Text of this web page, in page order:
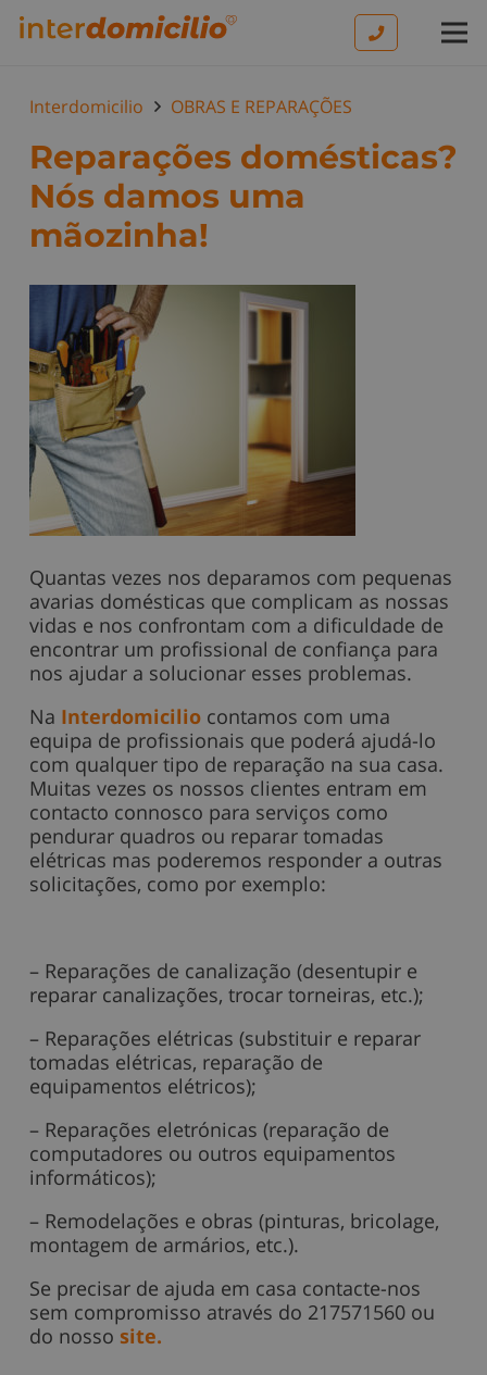
Interdomicilio OBRAS E REPARAÇÕES
Reparações domésticas?
Nós damos uma
mãozinha!
Quantas vezes nos deparamos com pequenas
avarias domésticas que complicam as nossas
vidas e nos confrontam com a dificuldade de
encontrar um profissional de confiança para
nos ajudar a solucionar esses problemas.
Na Interdomicilio contamos com uma
equipa de profissionais que poderá ajudá-lo
com qualquer tipo de reparação na sua casa.
Muitas vezes os nossos clientes entram em
contacto connosco para serviços como
pendurar quadros ou reparar tomadas
elétricas mas poderemos responder a outras
solicitações, como por exemplo:
– Reparações de canalização (desentupir e
reparar canalizações, trocar torneiras, etc.);
– Reparações elétricas (substituir e reparar
tomadas elétricas, reparação de
equipamentos elétricos);
– Reparações eletrónicas (reparação de
computadores ou outros equipamentos
informáticos);
– Remodelações e obras (pinturas, bricolage,
montagem de armários, etc.).
Se precisar de ajuda em casa contacte-nos
sem compromisso através do 217571560 ou
do nosso site.